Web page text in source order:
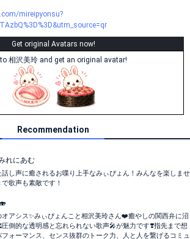
mireipyonsu?
Get original Avatars now!
相沢美玲 and get an original avatar!
Recommendation
れにあむ
し声に癒されるお喋り上手なみぃぴょん！みんなを楽しませ
歌声も素敵です！
オアシス✨みぃぴょんこと相沢美玲さん❤️癒やしの関西弁に沼
圧倒的な透明感と忘れられない歌声🎤が魅力です❣️指先まで想
フォーマンス、センス抜群のトーク力、人と人を繋げるコミュ